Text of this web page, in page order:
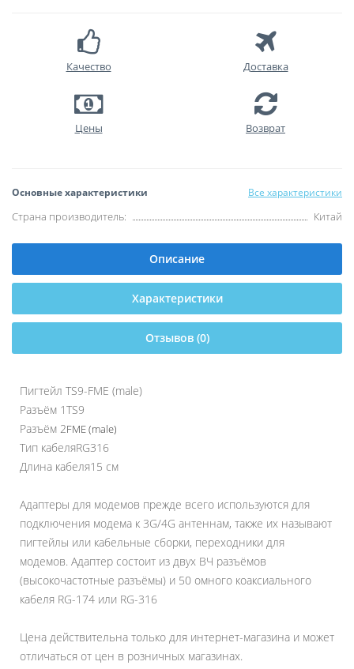
Качество Доставка
Цены Возврат
Основные характеристики Все характеристики
Страна производитель: Китай
Описание
Характеристики
Отзывов (0)
Пигтейл TS9-FME (male)
Разъём 1TS9
Разъём 2FME (male)
Тип кабеляRG316
Длина кабеля15 см
Адаптеры для модемов прежде всего используются для
подключения модема к 3G/4G антеннам, также их называют
пигтейлы или кабельные сборки, переходники для
модемов. Адаптер состоит из двух ВЧ разъёмов
(высокочастотные разъёмы) и 50 омного коаксиального
кабеля RG-174 или RG-316
Цена действительна только для интернет-магазина и может
отличаться от цен в розничных магазинах.